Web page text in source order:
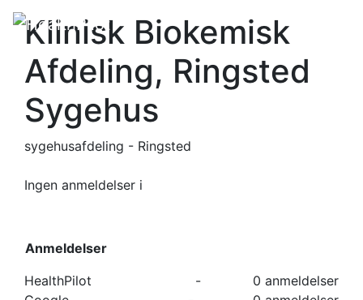
Klinisk Biokemisk
Afdeling, Ringsted
Sygehus
sygehusafdeling - Ringsted
Ingen anmeldelser i
Anmeldelser
HealthPilot
-
0 anmeldelser